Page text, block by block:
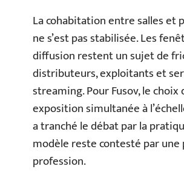
La cohabitation entre salles et
ne s’est pas stabilisée. Les
diffusion restent un sujet de
distributeurs, exploitants et
streaming. Pour Fusov, le choix
exposition simultanée à
a tranché le débat par la
modèle reste contesté par
profession.